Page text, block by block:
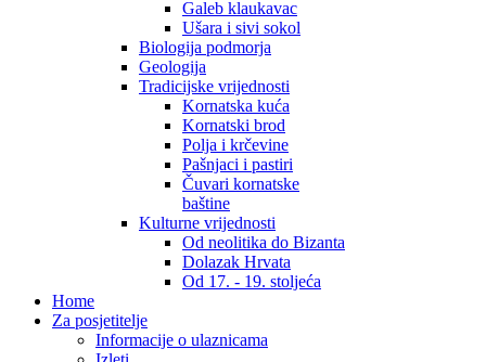
Galeb klaukavac
Ušara i sivi sokol
Biologija podmorja
Geologija
Tradicijske vrijednosti
Kornatska kuća
Kornatski brod
Polja i krčevine
Pašnjaci i pastiri
Čuvari kornatske
baštine
Kulturne vrijednosti
Od neolitika do Bizanta
Dolazak Hrvata
Od 17. - 19. stoljeća
Home
Za posjetitelje
Informacije o ulaznicama